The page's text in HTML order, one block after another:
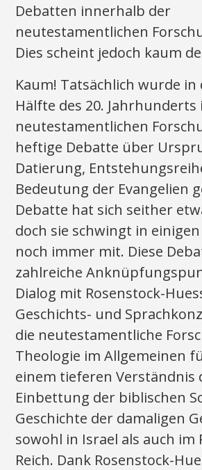
Debatten innerhalb der
neutestamentlichen
Dies scheint jedoch kaum
Kaum! Tatsächlich wurde in
Hälfte des 20.
neutestamentlichen
heftige Debatte über
Datierung,
Bedeutung der Evangelien
Debatte hat sich seither
doch sie schwingt in
noch immer mit. Diese
zahlreiche
Dialog mit Rosenstock-
Geschichts- und
die neutestamentliche
Theologie im Allgemeinen
einem tieferen Verständnis
Einbettung der biblischen
Geschichte der damaligen
sowohl in Israel als auch im
Reich. Dank Rosenstock-